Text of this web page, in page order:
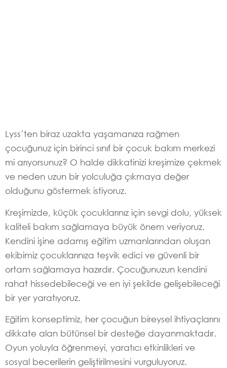
Lyss’ten biraz uzakta yaşamanıza rağmen
çocuğunuz için birinci sınıf bir çocuk bakım merkezi
mi arıyorsunuz? O halde dikkatinizi kreşimize çekmek
ve neden uzun bir yolculuğa çıkmaya değer
olduğunu göstermek istiyoruz.
Kreşimizde, küçük çocuklarınız için sevgi dolu, yüksek
kaliteli bakım sağlamaya büyük önem veriyoruz.
Kendini işine adamış eğitim uzmanlarından oluşan
ekibimiz çocuklarınıza teşvik edici ve güvenli bir
ortam sağlamaya hazırdır. Çocuğunuzun kendini
rahat hissedebileceği ve en iyi şekilde gelişebileceği
bir yer yaratıyoruz.
Eğitim konseptimiz, her çocuğun bireysel ihtiyaçlarını
dikkate alan bütünsel bir desteğe dayanmaktadır.
Oyun yoluyla öğrenmeyi, yaratıcı etkinlikleri ve
sosyal becerilerin geliştirilmesini vurguluyoruz.